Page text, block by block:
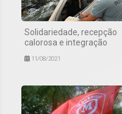
Solidariedade, recepção
calorosa e integração
11/08/2021